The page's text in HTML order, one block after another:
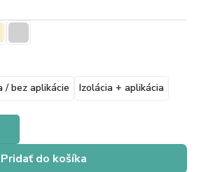
/ bez aplikácie Izolácia + aplikácia
Pridať do košíka